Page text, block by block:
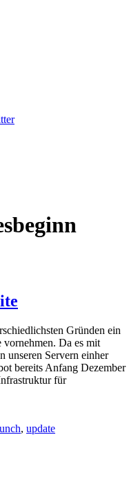
Gründen ein
vornehmen. Da es mit
unseren Servern einher
bereits Anfang Dezember
für
, update